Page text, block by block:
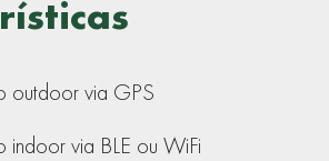
outdoor via GPS
indoor via BLE ou WiFi